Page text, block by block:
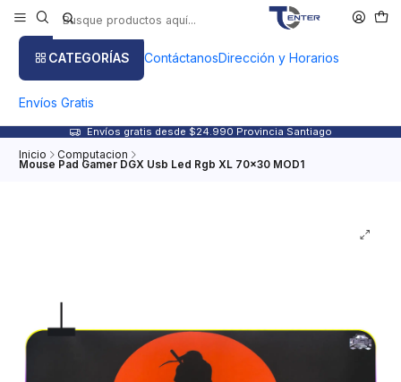
CATEGORÍAS ContáctanosDirección y Horarios
Envíos Gratis
Envíos gratis desde $24.990 Provincia Santiago
Inicio Computacion
Mouse Pad Gamer DGX Usb Led Rgb XL 70x30 MOD1